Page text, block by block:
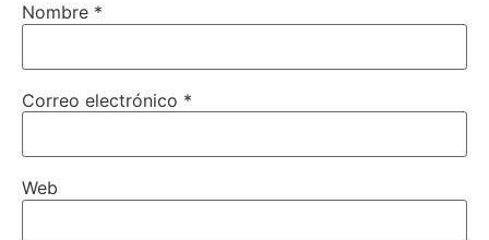
Nombre *
Correo electrónico *
Web